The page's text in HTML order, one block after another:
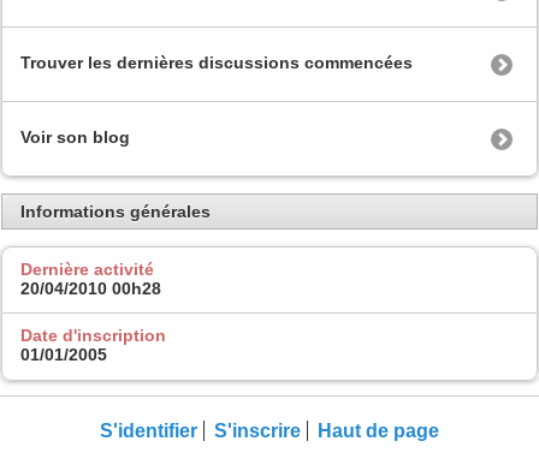
Trouver les dernières discussions commencées
Voir son blog
Informations générales
Dernière activité
20/04/2010 00h28
Date d'inscription
01/01/2005
S'identifier S'inscrire Haut de page